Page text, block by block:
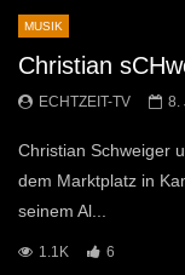
MUSIK
Christian
ECHTZEIT-TV 8.
Christian Schweiger
dem Marktplatz in
seinem Al...
1.1K 6